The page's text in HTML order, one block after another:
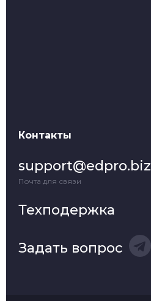
Контакты
support@edpro.biz
Почта для связи
Техподержка
Задать вопрос